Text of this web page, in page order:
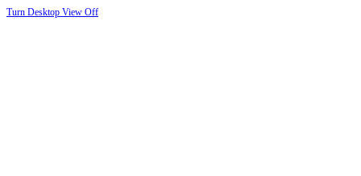
Turn Desktop View Off